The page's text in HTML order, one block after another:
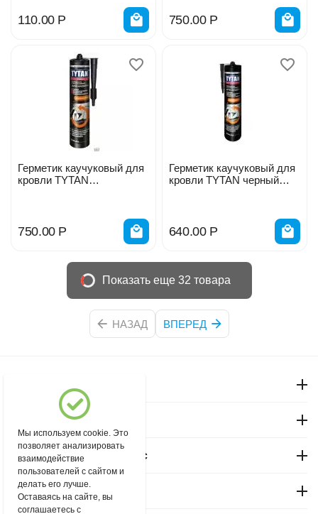
110.00 Р 750.00 Р
Герметик каучуковый для
кровли TYTAN
750.00 Р
Герметик каучуковый для
кровли TYTAN черный
640.00 Р
Показать еще 32 товара
НАЗАД ВПЕРЕД
Магазин "Северный"
Покупательский сервис
Контакты
Мы используем cookie. Это
позволяет анализировать
взаимодействие
пользователей с сайтом и
делать его лучше.
Оставаясь на сайте, вы
соглашаетесь с